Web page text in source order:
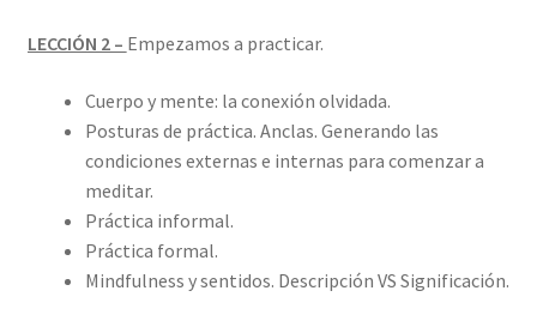
LECCIÓN 2 – Empezamos a practicar.
Cuerpo y mente: la conexión olvidada.
Posturas de práctica. Anclas. Generando las
condiciones externas e internas para comenzar a
meditar.
Práctica informal.
Práctica formal.
Mindfulness y sentidos. Descripción VS Significación.